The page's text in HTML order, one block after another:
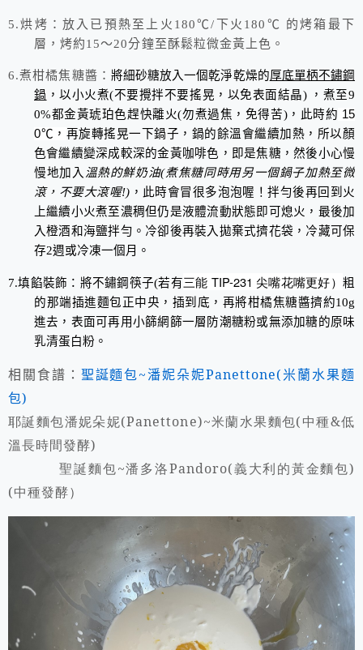
5.烘烤：放入已預熱至上火 180℃/ 下火180℃ 的烤箱最下
層，烤約15～20分鐘至酥鬆粒微金黃上色。
6.煮柑橘焦糖醬： 將細砂糖放入一個乾淨乾燥的厚底單柄不鏽鋼
鍋 ，以小火煮(不要攪拌不要搖晃，以免表面結晶) ，煮至9
0%都金黃琥珀色趕快離火(勿煮過焦，免得苦)，此時約 15
0℃， 再旋轉搖晃一下鍋子，鍋的餘溫會繼續加熱，所以顏
色會繼續變深成較深的金黃咖啡色，即是焦糖，然後小心慢
慢地加入 溫熱的鮮奶油(煮焦糖同時用另一個鍋子加熱至微
滾，不要大滾喔!) ，此時會冒很多泡泡喔！拌勻後再 回到火
上繼續小火煮至濃稠但仍是液體流動狀態即可熄火，最後加
入橙酒和海鹽拌勻 。冷卻後再裝入拋棄式擠花袋，冷藏可保
存2週或冷凍一個月。
7.填餡裝飾：將不鏽鋼筷子(若有三能 TIP-231 尖嘴花嘴更好）粗
的那端插進麵包正中央，插到底，再將柑橘焦糖醬擠約10g
進去，表面可再用小篩網篩一層防潮糖粉或無添加糖的原味
乳清蛋白粉。
相關食譜： 聖誕麵包~潘妮朵妮Panettone(米蘭水果麵
包)
耶誕麵包潘妮朵妮(Panettone)~米蘭水果麵包(中種&低
溫長時間發酵)
聖誕麵包~潘多洛Pandoro(義大利的黃金麵包)
(中種發酵）